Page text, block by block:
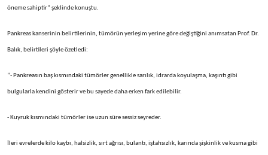
öneme sahiptir” şeklinde konuştu.
Pankreas kanserinin belirtilerinin, tümörün yerleşim yerine göre değiştiğini anımsatan Prof. Dr.
Balık, belirtileri şöyle özetledi:
“- Pankreasın baş kısmındaki tümörler genellikle sarılık, idrarda koyulaşma, kaşıntı gibi
bulgularla kendini gösterir ve bu sayede daha erken fark edilebilir.
- Kuyruk kısmındaki tümörler ise uzun süre sessiz seyreder.
İleri evrelerde kilo kaybı, halsizlik, sırt ağrısı, bulantı, iştahsızlık, karında şişkinlik ve kusma gibi